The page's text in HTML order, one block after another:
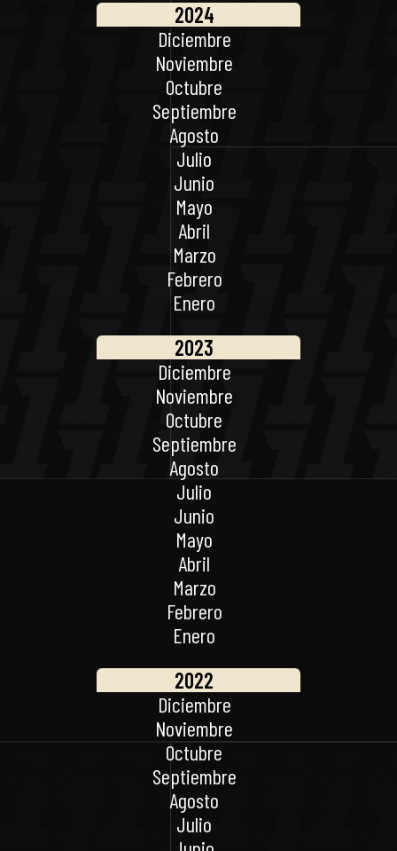
2024
Diciembre
Noviembre
Octubre
Septiembre
Agosto
Julio
Junio
Mayo
Abril
Marzo
Febrero
Enero
2023
Diciembre
Noviembre
Octubre
Septiembre
Agosto
Julio
Junio
Mayo
Abril
Marzo
Febrero
Enero
2022
Diciembre
Noviembre
Octubre
Septiembre
Agosto
Julio